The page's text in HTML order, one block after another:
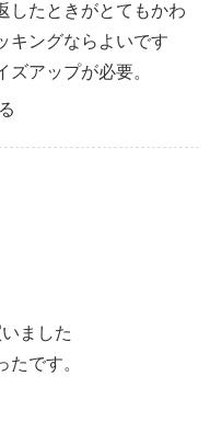
したときがとてもかわ
キングならよいです
アップが必要。
ました
です。